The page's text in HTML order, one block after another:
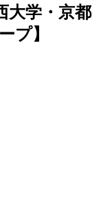
大学・京都
プ】